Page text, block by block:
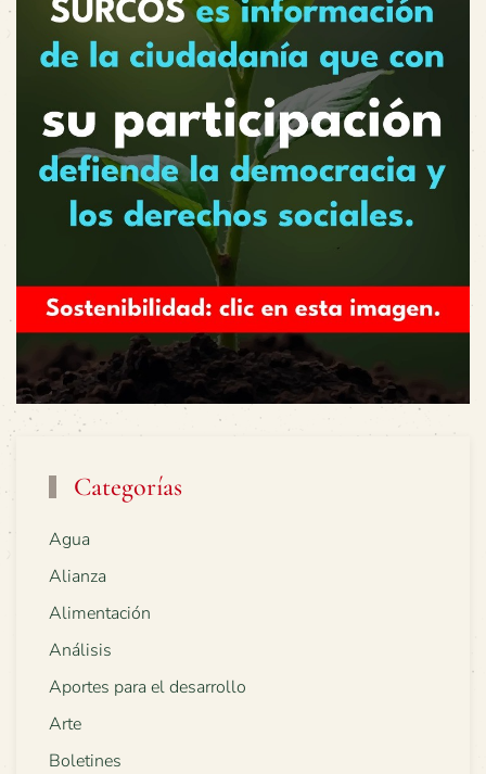
Categorías
Agua
Alianza
Alimentación
Análisis
Aportes para el desarrollo
Arte
Boletines